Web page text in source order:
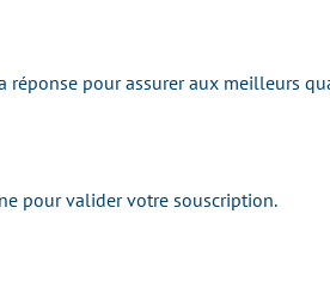
réponse pour assurer aux meilleurs
pour valider votre souscription.